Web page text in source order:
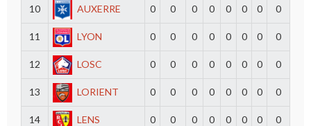
10 AUXERRE 0 0 0 0 0 0 0 0
11 LYON 0 0 0 0 0 0 0 0
12 LOSC 0 0 0 0 0 0 0 0
13 LORIENT 0 0 0 0 0 0 0 0
14 LENS 0 0 0 0 0 0 0 0